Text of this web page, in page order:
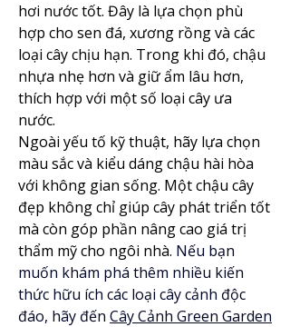
hơi nước tốt. Đây là lựa chọn phù
hợp cho sen đá, xương rồng và các
loại cây chịu hạn. Trong khi đó, chậu
nhựa nhẹ hơn và giữ ẩm lâu hơn,
thích hợp với một số loại cây ưa
nước.
Ngoài yếu tố kỹ thuật, hãy lựa chọn
màu sắc và kiểu dáng chậu hài hòa
với không gian sống. Một chậu cây
đẹp không chỉ giúp cây phát triển tốt
mà còn góp phần nâng cao giá trị
thẩm mỹ cho ngôi nhà. Nếu bạn
muốn khám phá thêm nhiều kiến
thức hữu ích các loại cây cảnh độc
đáo, hãy đến Cây Cảnh Green Garden